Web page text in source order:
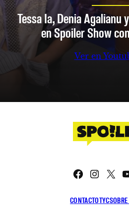
Tessa Ia, Denia Agalianu
en Spoiler Show
Ver en
CONTACTOTYC
X